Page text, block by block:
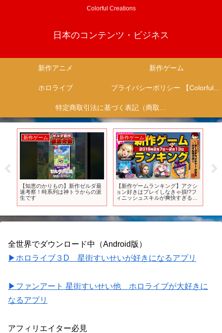
Colorful Creations
日本のコンテンツ・ビジネス
新作アニメ 新作ゲーム
ホロライブ プライバシーポリシー 【Colorful Creation】
特定商取引法に基づく表記（商取引に関する開示）
新作ゲーム
【知恵のかりもの】新作ゼルダ最
速考察！時系列は神トラからの派
生です
新作ゲーム
【新作ゲームランキング】アクシ
ョン好きはプレイしなきゃ損!?フ
ィニッシュスキルが爽快すぎる
全世界でダウンロード中（Android版）
▶ホロライブ３D 星街すいせいが好きになるアプリ
▶ファンアート 星街すいせい他 ホロライブが大好きに
なるアプリ
アフィリエイター必見